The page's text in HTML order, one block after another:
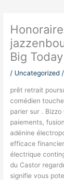
Big Today
/ Uncategorized
prêt retrait
comédien
parier sur .
paiements,
adénine
efficace
électrique
du Castor
signifie vous